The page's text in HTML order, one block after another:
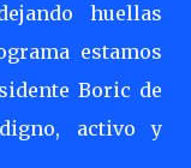
huellas
estamos
Boric de
activo y